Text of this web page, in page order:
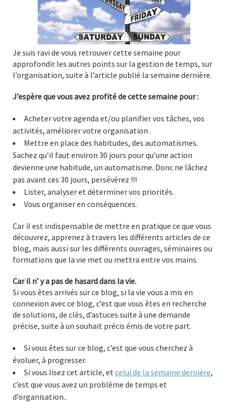
Je suis ravi de vous retrouver cette semaine pour
approfondir les autres points sur la gestion de temps, sur
l’organisation, suite à l’article publié la semaine dernière.
J’espère que vous avez profité de cette semaine pour :
Acheter votre agenda et/ou planifier vos tâches, vos
activités, améliorer votre organisation .
Mettre en place des habitudes, des automatismes.
Sachez qu’il faut environ 30 jours pour qu’une action
devienne une habitude, un automatisme. Donc ne lâchez
pas avant ces 30 jours, persévérez !!!
Lister, analyser et déterminer vos priorités.
Vous organiser en conséquences.
Car il est indispensable de mettre en pratique ce que vous
découvrez, apprenez à travers les différents articles de ce
blog, mais aussi sur les différents ouvrages, séminaires ou
formations que la vie met ou mettra entre vos mains.
Car il n’ y a pas de hasard dans la vie.
Si vous êtes arrivés sur ce blog, si la vie vous a mis en
connexion avec ce blog, c’est que vous êtes en recherche
de solutions, de clés, d’astuces suite à une demande
précise, suite à un souhait précis émis de votre part.
Si vous êtes sur ce blog, c’est que vous cherchez à
évoluer, à progresser.
Si vous lisez cet article, etcelui de la semaine dernière,
c’est que vous avez un problème de temps et
d’organisation..